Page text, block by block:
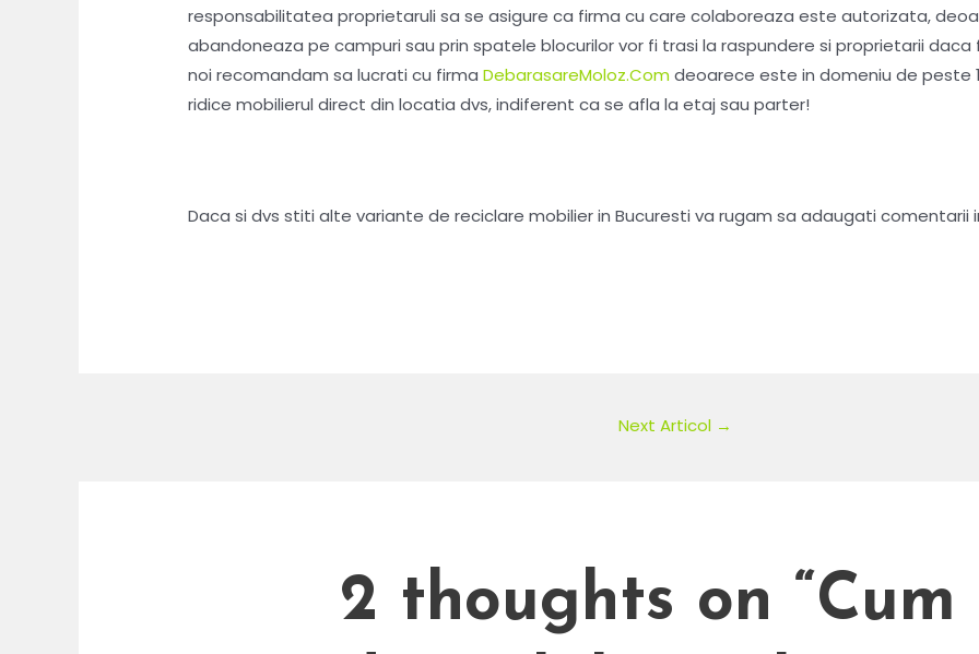
responsabilitatea proprietaruli sa se asigure ca firma cu care colaboreaza este autorizata,
abandoneaza pe campuri sau prin spatele blocurilor vor fi trasi la raspundere si proprietarii
noi recomandam sa lucrati cu firmaDebarasareMoloz.Comdeoarece este in domeniu de peste
ridice mobilierul direct din locatia dvs, indiferent ca se afla la etaj sau parter!
Daca si dvs stiti alte variante de reciclare mobilier in Bucuresti va rugam sa adaugati comentarii
Next Articol →
2 thoughts on “Cum